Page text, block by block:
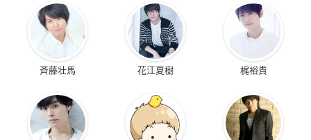
斉藤壮馬 花江夏樹 梶裕貴